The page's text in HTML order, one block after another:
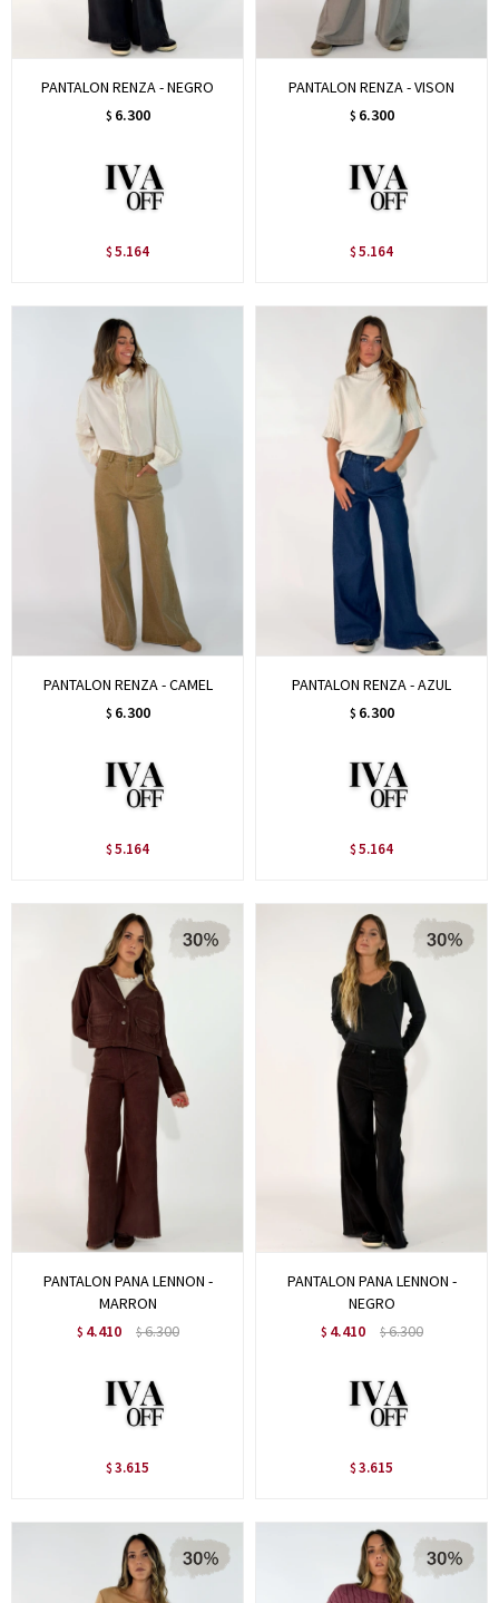
PANTALON RENZA - NEGRO
$ 6.300
$ 5.164
PANTALON RENZA - VISON
$ 6.300
$ 5.164
PANTALON RENZA - CAMEL
$ 6.300
$ 5.164
PANTALON RENZA - AZUL
$ 6.300
$ 5.164
PANTALON PANA LENNON -
MARRON
$ 4.410 $6.300
$ 3.615
PANTALON PANA LENNON -
NEGRO
$ 4.410 $6.300
$ 3.615